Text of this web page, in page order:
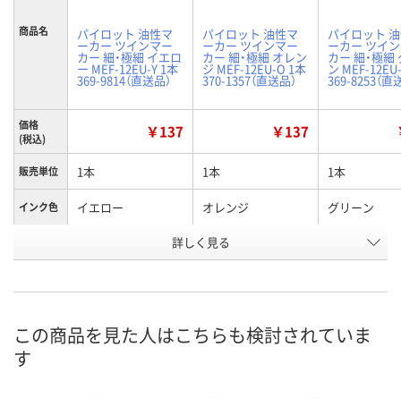
商品名 パイロット 油性マ
ーカー ツインマー
カー 細・極細 イエロ
ー MEF-12EU-Y 1本
369-9814（直送品）
パイロット 油性マ
ーカー ツインマー
カー 細・極細 オレン
ジ MEF-12EU-O 1本
370-1357（直送品）
パイロット
ーカー ツイ
カー 細・極細
ン MEF-
369-8253（直
価格
(税込)
￥137 ￥137
販売単位 1本 1本 1本
インク色 イエロー オレンジ グリーン
HN29437 HN45388
8月10日（月）
詳しく見る
この商品を見た人はこちらも検討されていま
す